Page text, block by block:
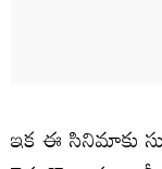
ఇక ఈ సినిమాకు